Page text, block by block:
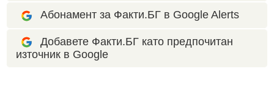
Абонамент за Факти.БГ в Google Alerts
Добавете Факти.БГ като предпочитан
източник в Google